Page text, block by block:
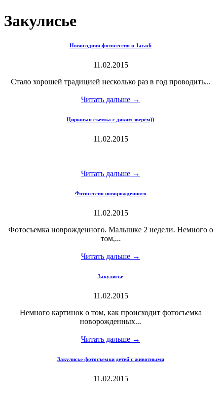
Закулисье
Новогодняя фотосессия в Jacadi
11.02.2015
Стало хорошей традицией несколько раз в год проводить...
Читать дальше →
Цирковая съемка с диким зверем))
11.02.2015
Читать дальше →
Фотосессия новорожденного
11.02.2015
Фотосъемка новрожденного. Малышке 2 недели. Немного о
том,...
Читать дальше →
Закулисье
11.02.2015
Немного картинок о том, как происходит фотосъемка
новорожденных...
Читать дальше →
Закулисье фотосъемки детей с животными
11.02.2015